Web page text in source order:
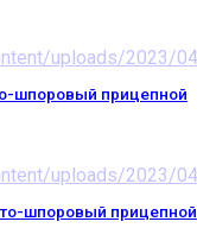
шпоровый прицепной
шпоровый прицепной